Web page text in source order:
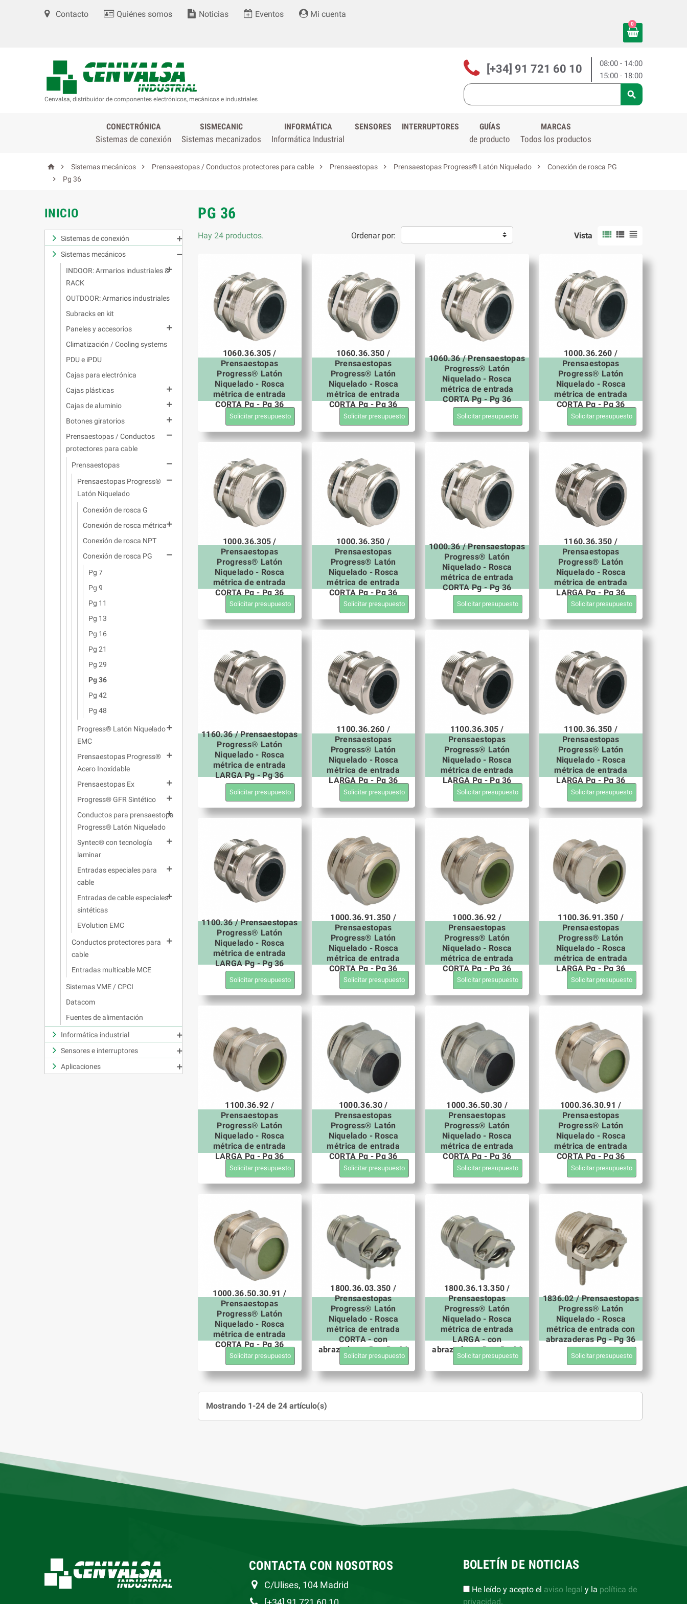
Contacto Quiénes somos Noticias Eventos Mi cuenta
0
Cenvalsa, distribuidor de componentes electrónicos, mecánicos e industriales
08:00 - 14:00
15:00 - 18:00
[+34] 91 721 60 10

CONECTRÓNICA
Sistemas de conexión
SISMECANIC
Sistemas mecanizados
INFORMÁTICA
Informática Industrial
SENSORES INTERRUPTORES GUÍAS
de producto
MARCAS
Todos los productos
  Sistemas mecánicos  Prensaestopas / Conductos protectores para cable  Prensaestopas  Prensaestopas Progress® Latón Niquelado 
Conexión de rosca PG

Pg 36
INICIO
Sistemas de conexión

Sistemas mecánicos

INDOOR: Armarios industriales &
RACK

OUTDOOR: Armarios industriales
Subracks en kit
Paneles y accesorios

Climatización / Cooling systems
PDU e iPDU
Cajas para electrónica
Cajas plásticas

Cajas de aluminio

Botones giratorios

Prensaestopas / Conductos
protectores para cable

Prensaestopas 
Prensaestopas Progress®
Latón Niquelado

Conexión de rosca G
Conexión de rosca métrica
Conexión de rosca NPT
Conexión de rosca PG

Pg 7
Pg 9
Pg 11
Pg 13
Pg 16
Pg 21
Pg 29
Pg 36
Pg 42
Pg 48
Progress® Latón Niquelado
EMC

Prensaestopas Progress®
Acero Inoxidable

Prensaestopas Ex

Progress® GFR Sintético

Conductos para prensaestopa
Progress® Latón Niquelado

Syntec® con tecnología
laminar

Entradas especiales para
cable

Entradas de cable especiales:
sintéticas

EVolution EMC
Conductos protectores para
cable

Entradas multicable MCE
Sistemas VME / CPCI
Datacom
Fuentes de alimentación
Informática industrial

Sensores e interruptores

Aplicaciones

PG 36
Hay 24 productos. Ordenar por: Vista   
1060.36.305 /
Prensaestopas
Progress® Latón
Niquelado - Rosca
métrica de entrada
CORTA Pg - Pg 36
Solicitar presupuesto
1060.36.350 /
Prensaestopas
Progress® Latón
Niquelado - Rosca
métrica de entrada
CORTA Pg - Pg 36
Solicitar presupuesto
1060.36 / Prensaestopas
Progress® Latón
Niquelado - Rosca
métrica de entrada
CORTA Pg - Pg 36
Solicitar presupuesto
1000.36.260 /
Prensaestopas
Progress® Latón
Niquelado - Rosca
métrica de entrada
CORTA Pg - Pg 36
Solicitar presupuesto
1000.36.305 /
Prensaestopas
Progress® Latón
Niquelado - Rosca
métrica de entrada
CORTA Pg - Pg 36
Solicitar presupuesto
1000.36.350 /
Prensaestopas
Progress® Latón
Niquelado - Rosca
métrica de entrada
CORTA Pg - Pg 36
Solicitar presupuesto
1000.36 / Prensaestopas
Progress® Latón
Niquelado - Rosca
métrica de entrada
CORTA Pg - Pg 36
Solicitar presupuesto
1160.36.350 /
Prensaestopas
Progress® Latón
Niquelado - Rosca
métrica de entrada
LARGA Pg - Pg 36
Solicitar presupuesto
1160.36 / Prensaestopas
Progress® Latón
Niquelado - Rosca
métrica de entrada
LARGA Pg - Pg 36
Solicitar presupuesto
1100.36.260 /
Prensaestopas
Progress® Latón
Niquelado - Rosca
métrica de entrada
LARGA Pg - Pg 36
Solicitar presupuesto
1100.36.305 /
Prensaestopas
Progress® Latón
Niquelado - Rosca
métrica de entrada
LARGA Pg - Pg 36
Solicitar presupuesto
1100.36.350 /
Prensaestopas
Progress® Latón
Niquelado - Rosca
métrica de entrada
LARGA Pg - Pg 36
Solicitar presupuesto
1100.36 / Prensaestopas
Progress® Latón
Niquelado - Rosca
métrica de entrada
LARGA Pg - Pg 36
Solicitar presupuesto
1000.36.91.350 /
Prensaestopas
Progress® Latón
Niquelado - Rosca
métrica de entrada
CORTA Pg - Pg 36
Solicitar presupuesto
1000.36.92 /
Prensaestopas
Progress® Latón
Niquelado - Rosca
métrica de entrada
CORTA Pg - Pg 36
Solicitar presupuesto
1100.36.91.350 /
Prensaestopas
Progress® Latón
Niquelado - Rosca
métrica de entrada
LARGA Pg - Pg 36
Solicitar presupuesto
1100.36.92 /
Prensaestopas
Progress® Latón
Niquelado - Rosca
métrica de entrada
LARGA Pg - Pg 36
Solicitar presupuesto
1000.36.30 /
Prensaestopas
Progress® Latón
Niquelado - Rosca
métrica de entrada
CORTA Pg - Pg 36
Solicitar presupuesto
1000.36.50.30 /
Prensaestopas
Progress® Latón
Niquelado - Rosca
métrica de entrada
CORTA Pg - Pg 36
Solicitar presupuesto
1000.36.30.91 /
Prensaestopas
Progress® Latón
Niquelado - Rosca
métrica de entrada
CORTA Pg - Pg 36
Solicitar presupuesto
1000.36.50.30.91 /
Prensaestopas
Progress® Latón
Niquelado - Rosca
métrica de entrada
CORTA Pg - Pg 36
Solicitar presupuesto
1800.36.03.350 /
Prensaestopas
Progress® Latón
Niquelado - Rosca
métrica de entrada
CORTA - con
abrazaderas Pg - Pg 36
Solicitar presupuesto
1800.36.13.350 /
Prensaestopas
Progress® Latón
Niquelado - Rosca
métrica de entrada
LARGA - con
abrazaderas Pg - Pg 36
Solicitar presupuesto
1836.02 / Prensaestopas
Progress® Latón
Niquelado - Rosca
métrica de entrada con
abrazaderas Pg - Pg 36
Solicitar presupuesto
Mostrando 1-24 de 24 artículo(s)
CONTACTA CON NOSOTROS
C/Ulises, 104 Madrid
BOLETÍN DE NOTICIAS
He leído y acepto el aviso legal y la política de
privacidad.